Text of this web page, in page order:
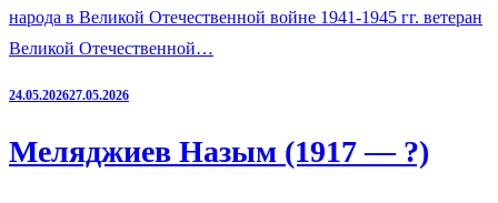
народа в Великой Отечественной войне 1941-1945 гг. ветеран
Великой Отечественной…
24.05.202627.05.2026
Меляджиев Назым (1917 — ?)